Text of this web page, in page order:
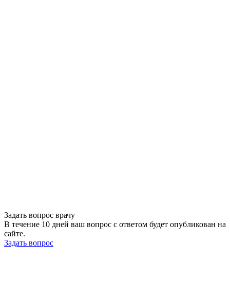
Задать вопрос врачу
В течение 10 дней ваш вопрос с ответом будет опубликован на
сайте.
Задать вопрос